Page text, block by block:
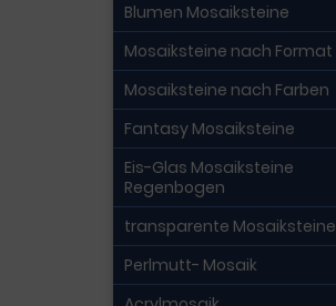
Blumen Mosaiksteine
Mosaiksteine nach Format
Mosaiksteine nach Farben
Fantasy Mosaiksteine
Eis-Glas Mosaiksteine
Regenbogen
transparente Mosaiksteine
Perlmutt- Mosaik